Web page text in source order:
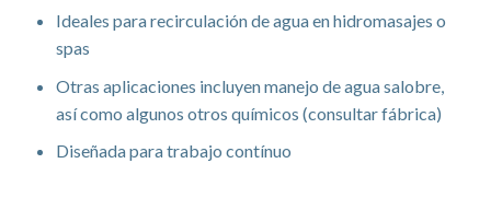
Ideales para recirculación de agua en hidromasajes o
spas
Otras aplicaciones incluyen manejo de agua salobre,
así como algunos otros químicos (consultar fábrica)
Diseñada para trabajo contínuo